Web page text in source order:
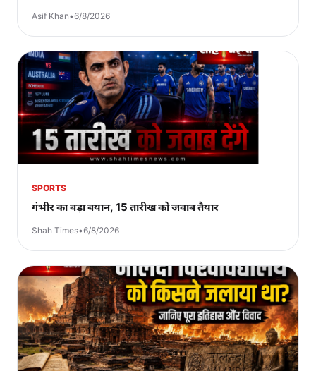
Asif Khan•6/8/2026
SPORTS
गंभीर का बड़ा बयान, 15 तारीख को जवाब तैयार
Shah Times•6/8/2026